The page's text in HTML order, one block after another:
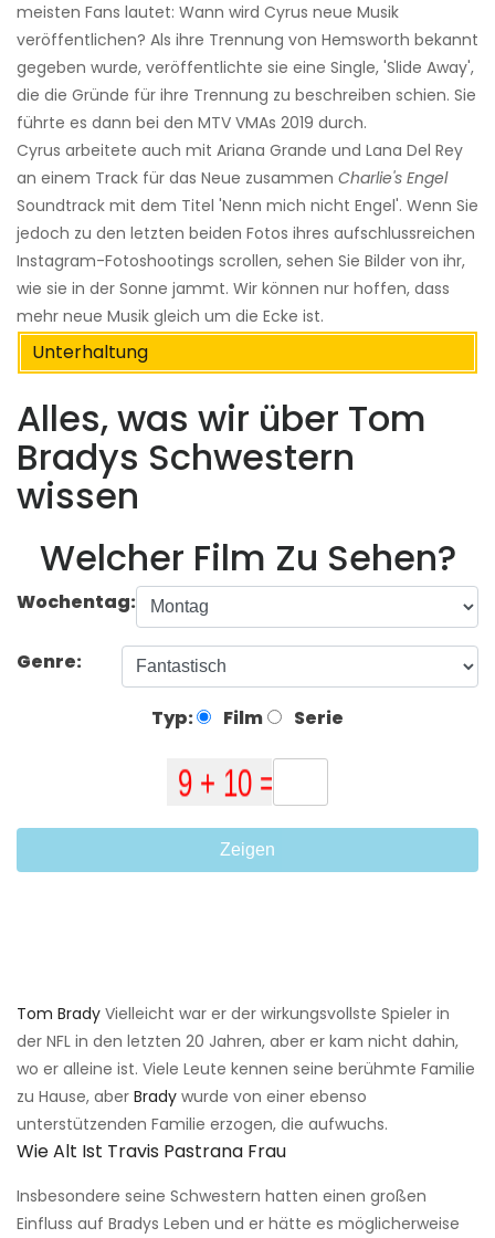
meisten Fans lautet: Wann wird Cyrus neue Musik
veröffentlichen? Als ihre Trennung von Hemsworth bekannt
gegeben wurde, veröffentlichte sie eine Single, 'Slide Away',
die die Gründe für ihre Trennung zu beschreiben schien. Sie
führte es dann bei den MTV VMAs 2019 durch.
Cyrus arbeitete auch mit Ariana Grande und Lana Del Rey
an einem Track für das Neue zusammen Charlie's Engel
Soundtrack mit dem Titel 'Nenn mich nicht Engel'. Wenn Sie
jedoch zu den letzten beiden Fotos ihres aufschlussreichen
Instagram-Fotoshootings scrollen, sehen Sie Bilder von ihr,
wie sie in der Sonne jammt. Wir können nur hoffen, dass
mehr neue Musik gleich um die Ecke ist.
Unterhaltung
Alles, was wir über Tom
Bradys Schwestern
wissen
Welcher Film Zu Sehen?
Wochentag:
Genre:
Typ: Film Serie
Zeigen
Tom Brady Vielleicht war er der wirkungsvollste Spieler in
der NFL in den letzten 20 Jahren, aber er kam nicht dahin,
wo er alleine ist. Viele Leute kennen seine berühmte Familie
zu Hause, aber Brady wurde von einer ebenso
unterstützenden Familie erzogen, die aufwuchs.
Wie Alt Ist Travis Pastrana Frau
Insbesondere seine Schwestern hatten einen großen
Einfluss auf Bradys Leben und er hätte es möglicherweise